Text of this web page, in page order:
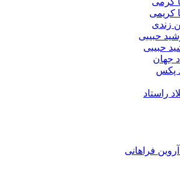
کریمی
زندی
حبیبی
حبیبی
جهان
پکس
راستاد
فراهانی